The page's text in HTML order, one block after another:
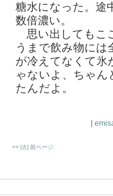
糖水になった。途
数倍濃い。
思い出してもこ
うまで飲み物に
が冷えてなくて氷
ゃないよ、ちゃ
たんだよ。
|
<< [古] 前ページ